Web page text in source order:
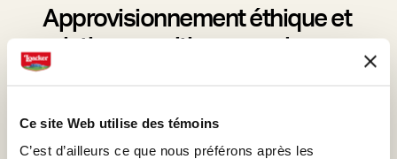
Ce site Web utilise des témoins
C’est d’ailleurs ce que nous préférons après les
Approvisionnement éthique et
relations positives avec les
fournisseurs
Nous établissons des partenariats à long terme
avec des fournisseurs et des agriculteurs sous